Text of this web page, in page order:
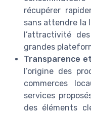
récupérer
sans attendre la
l’attractivité
grandes
Transparence
l’origine des
commerces
services
des éléments